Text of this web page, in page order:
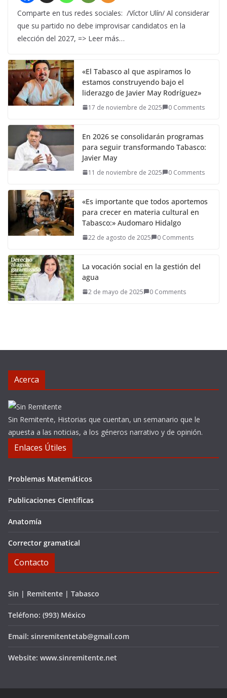
Comparte en tus redes sociales: /Víctor Ulín/ Al considerar
que su partido no debe improvisar candidatos en la
elección del 2027, => Leer más…
«El Tabasco al que aspiramos lo
estamos construyendo bajo el
liderazgo de Javier May Rodríguez»
17 de noviembre de 2025 0 Comments
En 2026 se consolidarán programas
para seguir transformando Tabasco:
Javier May
11 de noviembre de 2025 0 Comments
«Es importante que todos aportemos
para crecer en materia cultural en
Tabasco:» Audomaro Hidalgo
22 de agosto de 2025 0 Comments
La vocación social en la gestión del
agua
2 de mayo de 2025 0 Comments
Acerca
Sin Remitente, Historias que cuentan, un semanario que le
apuesta a las noticias, a los géneros narrativo y de opinión.
Enlaces Útiles
Problemas Matemáticos
Publicaciones Científicas
Anatomía
Corrector gramatical
Contacto
Sin | Remitente | Tabasco
Teléfono: (993) México
Email: sinremitentetab@gmail.com
Website: www.sinremitente.net